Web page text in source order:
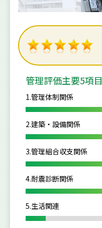
管理評価主要5項目
1.管理体制関係
2.建築・設備関係
3.管理組合収支関係
4.耐震診断関係
5.生活関連